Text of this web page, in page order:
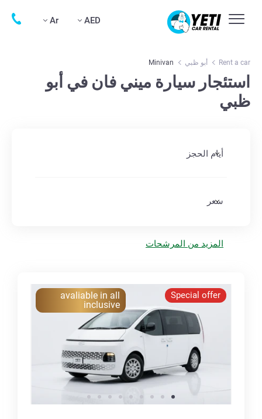
AED
Ar
Rent a car أبو ظبي Minivan
استئجار سيارة ميني فان في أبو
ظبي
أيام الحجز
سعر
المزيد من المرشحات
Special offer
avaliable in all
inclusive